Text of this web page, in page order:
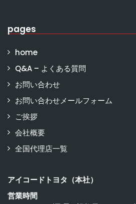
pages
home
Q&A – よくある質問
お問い合わせ
お問い合わせメールフォーム
ご挨拶
会社概要
全国代理店一覧
アイコードトヨタ（本社）
営業時間